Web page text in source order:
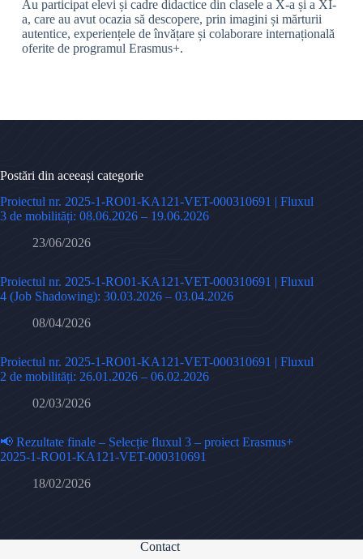
Au participat elevi și cadre didactice din clasele a X-a și a XI-
a, care au avut ocazia să descopere, prin imagini și mărturii
autentice, experiențele de învățare și colaborare internațională
oferite de programul Erasmus+.
Postări din aceeași categorie
Proiectul nr. 2025-1-RO01-KA121-VET-000310691 | Fluxul
3 de mobilități: 08.06.2026 – 19.06.2026
23/06/2026
Proiectul nr. 2025-1-RO01-KA121-VET-000310691 | Fluxul
4 (Job Shadowing): 30.03.2026 – 03.04.2026
08/04/2026
Proiectul nr. 2025-1-RO01-KA121-VET-000310691 | Fluxul
2 de mobilități: 26.01.2026 – 06.02.2026
02/03/2026
📢 Rezultate finale – Selecție fluxul 3 – proiect Erasmus+
2025-1-RO01-KA121-VET-000310691
18/02/2026
Contact